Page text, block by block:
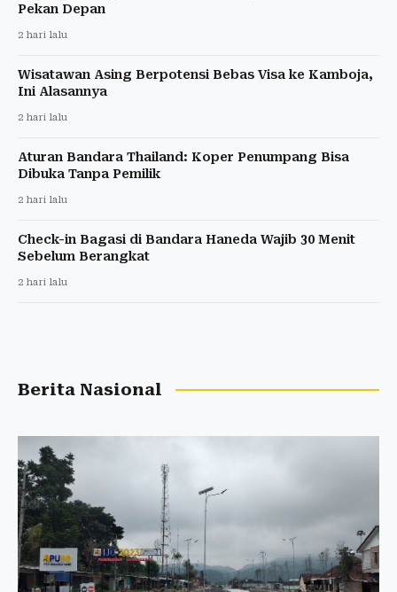
Pekan Depan
2 hari lalu
Wisatawan Asing Berpotensi Bebas Visa ke Kamboja,
Ini Alasannya
2 hari lalu
Aturan Bandara Thailand: Koper Penumpang Bisa
Dibuka Tanpa Pemilik
2 hari lalu
Check-in Bagasi di Bandara Haneda Wajib 30 Menit
Sebelum Berangkat
2 hari lalu
Berita Nasional